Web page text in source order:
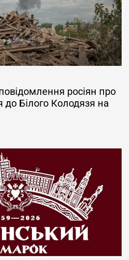
росіян про
до Білого Колодязя на